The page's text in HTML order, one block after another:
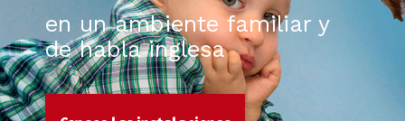
en un ambiente familiar y
de habla inglesa